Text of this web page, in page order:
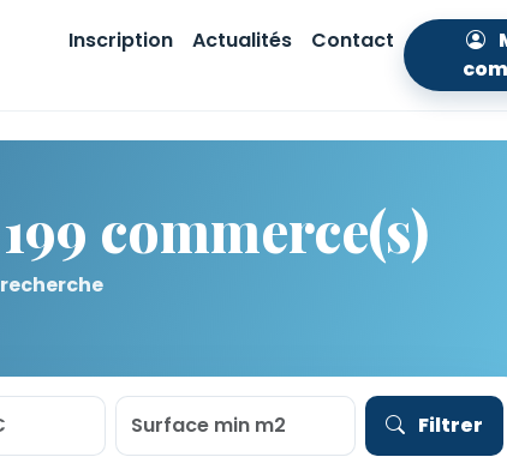
Inscription Actualités Contact
commerce(s)
Filtrer